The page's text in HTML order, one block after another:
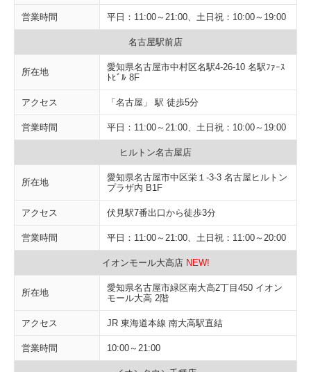
営業時間 平日：11:00～21:00、土日祝：10:00～19:00
名古屋駅前店
所在地
愛知県名古屋市中村区名駅4-26-10 名駅ﾌｧｰｽ
ﾄﾋﾞﾙ 8F
アクセス 「名古屋」 駅 徒歩5分
営業時間 平日：11:00～21:00、土日祝：10:00～19:00
ヒルトン名古屋店
所在地
愛知県名古屋市中区栄１-3-3 名古屋ヒルトン
プラザ内 B1F
アクセス 伏見駅7番出口から徒歩3分
営業時間 平日：11:00～21:00、土日祝：11:00～20:00
イオンモール大高店 NEW!
所在地
愛知県名古屋市緑区南大高2丁目450 イオン
モール大高 2階
アクセス JR 東海道本線 南大高駅直結
営業時間 10:00～21:00